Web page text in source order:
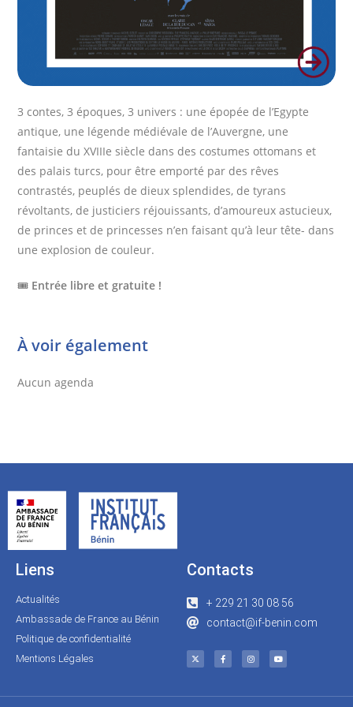
3 contes, 3 époques, 3 univers : une épopée de l’Egypte
antique, une légende médiévale de l’Auvergne, une
fantaisie du XVIIIe siècle dans des costumes ottomans et
des palais turcs, pour être emporté par des rêves
contrastés, peuplés de dieux splendides, de tyrans
révoltants, de justiciers réjouissants, d’amoureux astucieux,
de princes et de princesses n’en faisant qu’à leur tête- dans
une explosion de couleur.
🎟️ Entrée libre et gratuite !
À voir également
Aucun agenda
Liens
Actualités
Ambassade de France au Bénin
Politique de confidentialité
Mentions Légales
Contacts
+ 229 21 30 08 56
contact@if-benin.com